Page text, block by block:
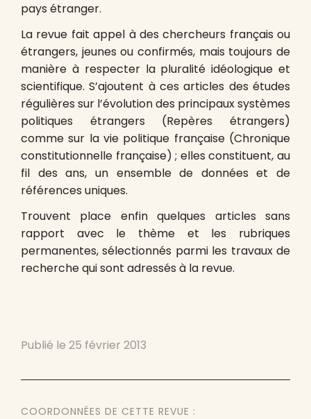
pays étranger.
La revue fait appel à des chercheurs français ou
étrangers, jeunes ou confirmés, mais toujours de
manière à respecter la pluralité idéologique et
scientifique. S’ajoutent à ces articles des études
régulières sur l’évolution des principaux systèmes
politiques étrangers (Repères étrangers)
comme sur la vie politique française (Chronique
constitutionnelle française) ; elles constituent, au
fil des ans, un ensemble de données et de
références uniques.
Trouvent place enfin quelques articles sans
rapport avec le thème et les rubriques
permanentes, sélectionnés parmi les travaux de
recherche qui sont adressés à la revue.
Publié le 25 février 2013
COORDONNÉES DE CETTE REVUE :